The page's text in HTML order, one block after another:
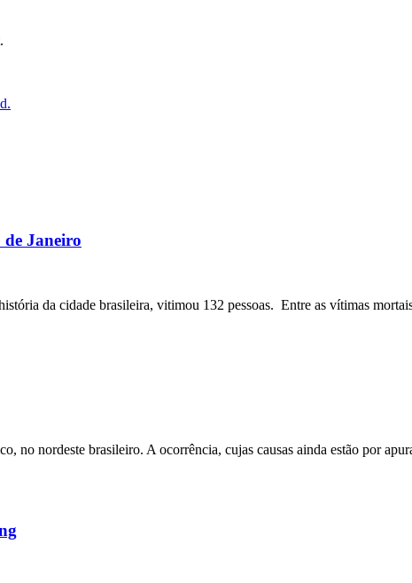
Janeiro
da cidade brasileira, vitimou 132 pessoas. Entre as vítimas
no nordeste brasileiro. A ocorrência, cujas causas ainda estão por